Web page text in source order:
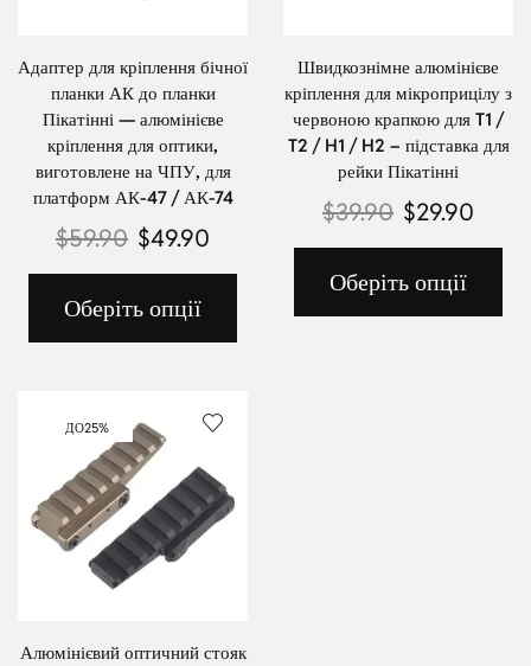
Адаптер для кріплення бічної
планки АК до планки
Пікатінні — алюмінієве
кріплення для оптики,
виготовлене на ЧПУ, для
платформ АК-47 / АК-74
$59.90 $49.90
Оберіть опції
Швидкознімне алюмінієве
кріплення для мікроприцілу з
червоною крапкою для T1 /
T2 / H1 / H2 – підставка для
рейки Пікатінні
$39.90 $29.90
Оберіть опції
ДО25%
Алюмінієвий оптичний стояк